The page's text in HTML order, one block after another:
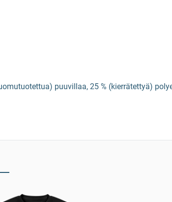
puuvillaa, 25 % (kierrätettyä)